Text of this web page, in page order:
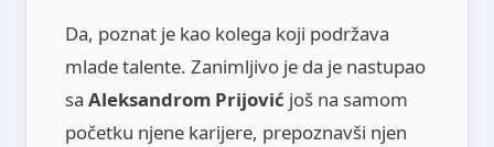
Da, poznat je kao kolega koji podržava
mlade talente. Zanimljivo je da je nastupao
sa Aleksandrom Prijović još na samom
početku njene karijere, prepoznavši njen